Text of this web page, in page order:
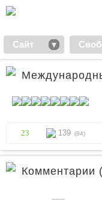
Сайт
23 139 (84)
Комментарии